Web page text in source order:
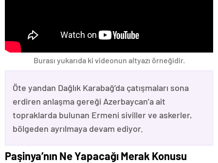
Burası yukarıda ki videonun altyazı örneğidir.
Öte yandan Dağlık Karabağ’da çatışmaları sona
erdiren anlaşma gereği Azerbaycan’a ait
topraklarda bulunan Ermeni siviller ve askerler,
bölgeden ayrılmaya devam ediyor.
Paşinya’nın Ne Yapacağı Merak Konusu